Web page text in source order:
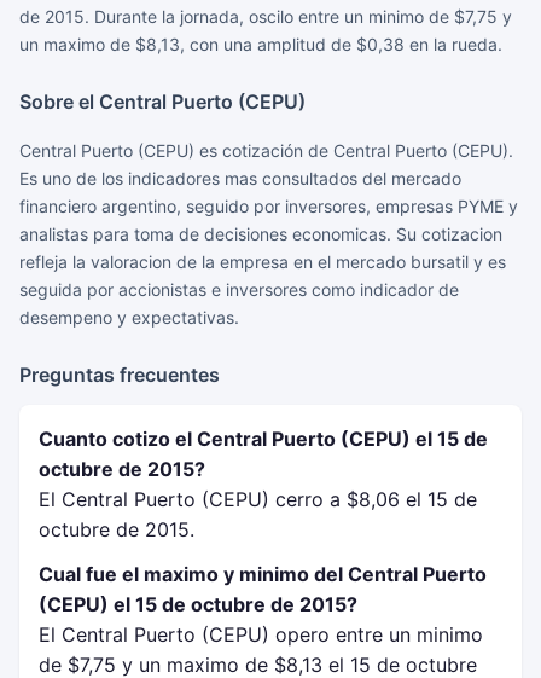
de 2015. Durante la jornada, oscilo entre un minimo de $7,75 y
un maximo de $8,13, con una amplitud de $0,38 en la rueda.
Sobre el Central Puerto (CEPU)
Central Puerto (CEPU) es cotización de Central Puerto (CEPU).
Es uno de los indicadores mas consultados del mercado
financiero argentino, seguido por inversores, empresas PYME y
analistas para toma de decisiones economicas. Su cotizacion
refleja la valoracion de la empresa en el mercado bursatil y es
seguida por accionistas e inversores como indicador de
desempeno y expectativas.
Preguntas frecuentes
Cuanto cotizo el Central Puerto (CEPU) el 15 de
octubre de 2015?
El Central Puerto (CEPU) cerro a $8,06 el 15 de
octubre de 2015.
Cual fue el maximo y minimo del Central Puerto
(CEPU) el 15 de octubre de 2015?
El Central Puerto (CEPU) opero entre un minimo
de $7,75 y un maximo de $8,13 el 15 de octubre